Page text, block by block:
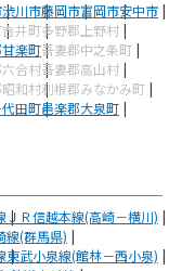
渋川市藤岡市富岡市安中市
吉井町多野郡上野村
楽町吾妻郡中之条町
合村吾妻郡高山村
和村利根郡みなかみ町
田町邑楽郡大泉町
ＪＲ信越本線(高崎－横川)
線(群馬県)
東武小泉線(館林－西小泉)